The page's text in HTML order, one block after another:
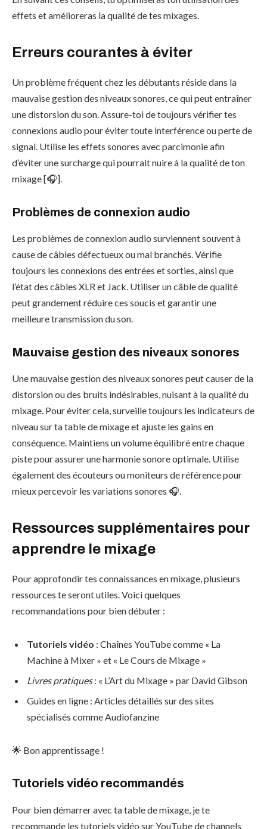
effets et amélioreras la qualité de tes mixages.
Erreurs courantes à éviter
Un problème fréquent chez les débutants réside dans la
mauvaise gestion des niveaux sonores, ce qui peut entraîner
une distorsion du son. Assure-toi de toujours vérifier tes
connexions audio pour éviter toute interférence ou perte de
signal. Utilise les effets sonores avec parcimonie afin
d’éviter une surcharge qui pourrait nuire à la qualité de ton
mixage [🎧].
Problèmes de connexion audio
Les problèmes de connexion audio surviennent souvent à
cause de câbles défectueux ou mal branchés. Vérifie
toujours les connexions des entrées et sorties, ainsi que
l’état des câbles XLR et Jack. Utiliser un câble de qualité
peut grandement réduire ces soucis et garantir une
meilleure transmission du son.
Mauvaise gestion des niveaux sonores
Une mauvaise gestion des niveaux sonores peut causer de la
distorsion ou des bruits indésirables, nuisant à la qualité du
mixage. Pour éviter cela, surveille toujours les indicateurs de
niveau sur ta table de mixage et ajuste les gains en
conséquence. Maintiens un volume équilibré entre chaque
piste pour assurer une harmonie sonore optimale. Utilise
également des écouteurs ou moniteurs de référence pour
mieux percevoir les variations sonores 🎧.
Ressources supplémentaires pour
apprendre le mixage
Pour approfondir tes connaissances en mixage, plusieurs
ressources te seront utiles. Voici quelques
recommandations pour bien débuter :
Tutoriels vidéo : Chaînes YouTube comme « La
Machine à Mixer » et « Le Cours de Mixage »
Livres pratiques: « L’Art du Mixage » par David Gibson
Guides en ligne : Articles détaillés sur des sites
spécialisés comme Audiofanzine
🌟 Bon apprentissage !
Tutoriels vidéo recommandés
Pour bien démarrer avec ta table de mixage, je te
recommande les tutoriels vidéo sur YouTube de channels